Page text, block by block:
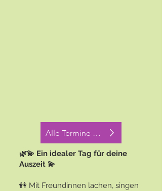
Alle Termine + Anmeldung
🌿💫 Ein idealer Tag für deine
Auszeit 💫
👭 Mit Freundinnen lachen, singen